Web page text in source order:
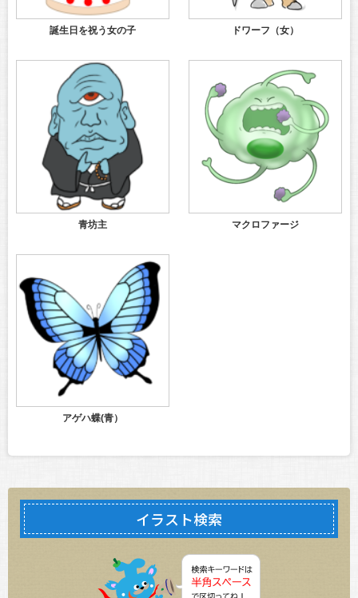
誕生日を祝う女の子 ドワーフ（女）
青坊主 マクロファージ
アゲハ蝶(青）
イラスト検索